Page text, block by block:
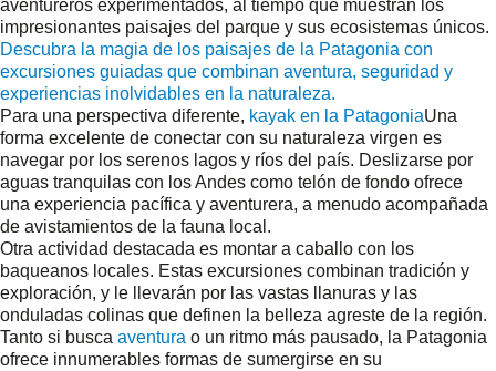
aventureros experimentados, al tiempo que muestran los
impresionantes paisajes del parque y sus ecosistemas únicos.
Descubra la magia de los paisajes de la Patagonia con
excursiones guiadas que combinan aventura, seguridad y
experiencias inolvidables en la naturaleza.
Para una perspectiva diferente, kayak en la PatagoniaUna
forma excelente de conectar con su naturaleza virgen es
navegar por los serenos lagos y ríos del país. Deslizarse por
aguas tranquilas con los Andes como telón de fondo ofrece
una experiencia pacífica y aventurera, a menudo acompañada
de avistamientos de la fauna local.
Otra actividad destacada es montar a caballo con los
baqueanos locales. Estas excursiones combinan tradición y
exploración, y le llevarán por las vastas llanuras y las
onduladas colinas que definen la belleza agreste de la región.
Tanto si busca aventura o un ritmo más pausado, la Patagonia
ofrece innumerables formas de sumergirse en su